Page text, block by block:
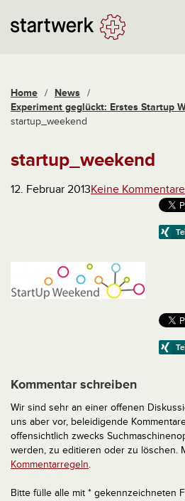
Home / News /
Experiment geglückt: Erstes Startup
startup_weekend
startup_weekend
12. Februar 2013Keine Kommentare
Kommentar schreiben
Wir sind sehr an einer offenen
uns aber vor, beleidigende
offensichtlich zwecks
werden, zu editieren oder zu löschen.
Kommentarregeln.
Bitte fülle alle mit * gekennzeichneten